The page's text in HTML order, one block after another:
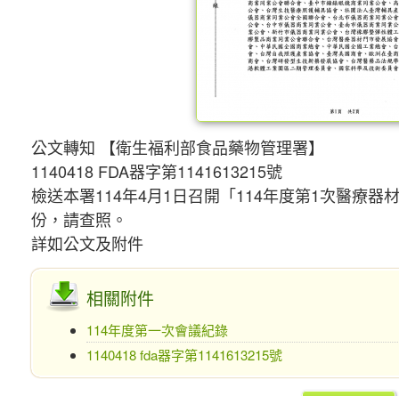
公文轉知 【衛生福利部食品藥物管理署】
1140418 FDA器字第1141613215號
檢送本署114年4月1日召開「114年度第1次醫療器
份，請查照。
詳如公文及附件
相關附件
114年度第一次會議紀錄
1140418 fda器字第1141613215號